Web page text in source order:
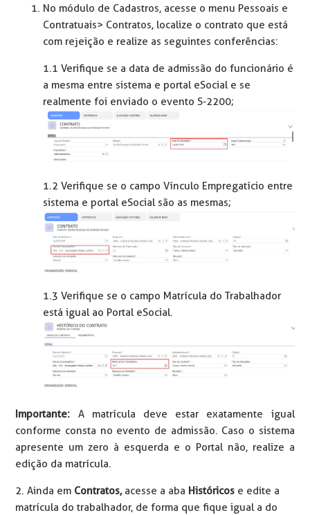
No módulo de Cadastros, acesse o menu Pessoais e
Contratuais> Contratos, localize o contrato que está
com rejeição e realize as seguintes conferências:
1.1 Verifique se a data de admissão do funcionário é
a mesma entre sistema e portal eSocial e se
realmente foi enviado o evento S-2200;
1.2 Verifique se o campo Vínculo Empregatício entre
sistema e portal eSocial são as mesmas;
1.3 Verifique se o campo Matrícula do Trabalhador
está igual ao Portal eSocial.
Importante: A matrícula deve estar exatamente igual
conforme consta no evento de admissão. Caso o sistema
apresente um zero à esquerda e o Portal não, realize a
edição da matrícula.
2. Ainda em Contratos,acesse a aba Históricos e edite a
matrícula do trabalhador, de forma que fique igual a do